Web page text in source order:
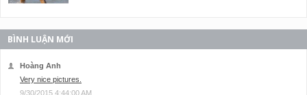
BÌNH LUẬN MỚI
Hoàng Anh
Very nice pictures.
9/30/2015 4:44:00 AM